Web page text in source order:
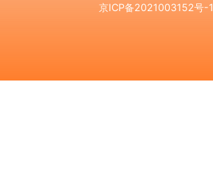
京ICP备2021003152号-1